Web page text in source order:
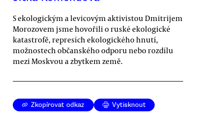
S ekologickým a levicovým aktivistou Dmitrijem
Morozovem jsme hovořili o ruské ekologické
katastrofě, represích ekologického hnutí,
možnostech občanského odporu nebo rozdílu
mezi Moskvou a zbytkem země.
Zkopírovat odkaz Vytisknout